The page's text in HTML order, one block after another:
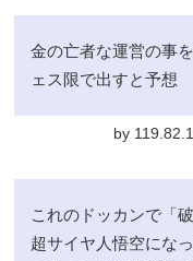
金の亡者な運営の事
ェス限で出すと予想
by
これのドッカンで「
超サイヤ人悟空にな